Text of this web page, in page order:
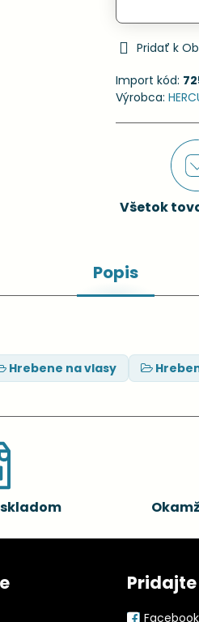
Pridať k
Import kód:
Výrobca:
Všetok
Popis
Hrebene na vlasy
Facebook